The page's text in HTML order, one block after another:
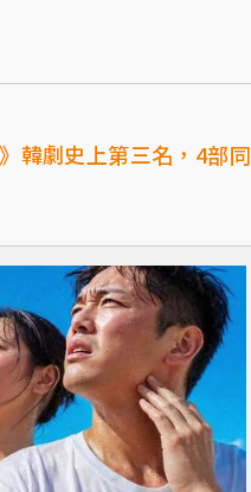
韓劇史上第三名，4部同